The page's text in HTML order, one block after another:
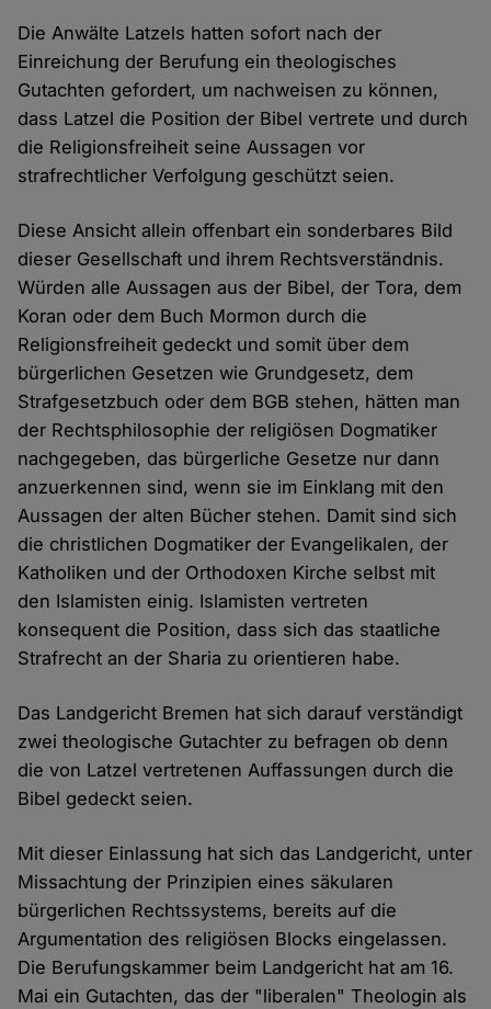
Die Anwälte Latzels hatten sofort nach der
Einreichung der Berufung ein theologisches
Gutachten gefordert, um nachweisen zu können,
dass Latzel die Position der Bibel vertrete und durch
die Religionsfreiheit seine Aussagen vor
strafrechtlicher Verfolgung geschützt seien.
Diese Ansicht allein offenbart ein sonderbares Bild
dieser Gesellschaft und ihrem Rechtsverständnis.
Würden alle Aussagen aus der Bibel, der Tora, dem
Koran oder dem Buch Mormon durch die
Religionsfreiheit gedeckt und somit über dem
bürgerlichen Gesetzen wie Grundgesetz, dem
Strafgesetzbuch oder dem BGB stehen, hätten man
der Rechtsphilosophie der religiösen Dogmatiker
nachgegeben, das bürgerliche Gesetze nur dann
anzuerkennen sind, wenn sie im Einklang mit den
Aussagen der alten Bücher stehen. Damit sind sich
die christlichen Dogmatiker der Evangelikalen, der
Katholiken und der Orthodoxen Kirche selbst mit
den Islamisten einig. Islamisten vertreten
konsequent die Position, dass sich das staatliche
Strafrecht an der Sharia zu orientieren habe.
Das Landgericht Bremen hat sich darauf verständigt
zwei theologische Gutachter zu befragen ob denn
die von Latzel vertretenen Auffassungen durch die
Bibel gedeckt seien.
Mit dieser Einlassung hat sich das Landgericht, unter
Missachtung der Prinzipien eines säkularen
bürgerlichen Rechtssystems, bereits auf die
Argumentation des religiösen Blocks eingelassen.
Die Berufungskammer beim Landgericht hat am 16.
Mai ein Gutachten, das der "liberalen" Theologin als